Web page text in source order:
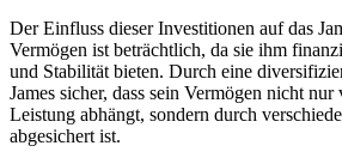
Der Einfluss dieser Investitionen auf das
Vermögen ist beträchtlich, da sie ihm
und Stabilität bieten. Durch eine
James sicher, dass sein Vermögen nicht
Leistung abhängt, sondern durch
abgesichert ist.